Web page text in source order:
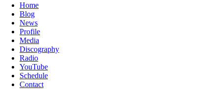
Home
Blog
News
Profile
Media
Discography
Radio
YouTube
Schedule
Contact